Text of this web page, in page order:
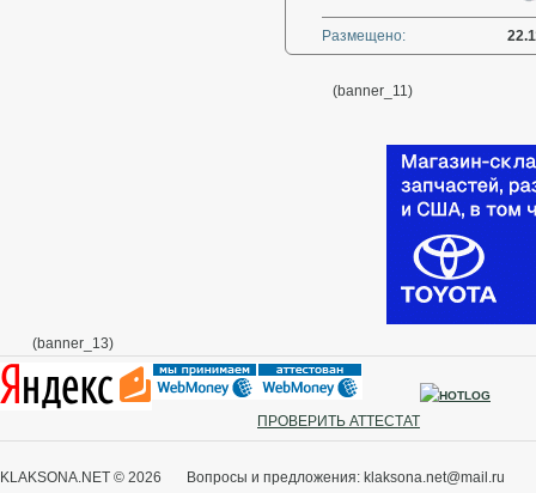
Размещено:
(banner_11)
(banner_13)
ПРОВЕРИТЬ АТТЕСТАТ
KLAKSONA.NET © 2026 Вопросы и предложения: klaksona.net@mail.ru